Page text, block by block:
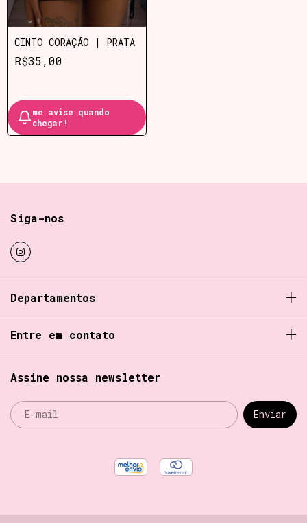
CINTO CORAÇÃO | PRATA
R$35,00
me avise quando
chegar!
Siga-nos
Departamentos
Entre em contato
Assine nossa newsletter